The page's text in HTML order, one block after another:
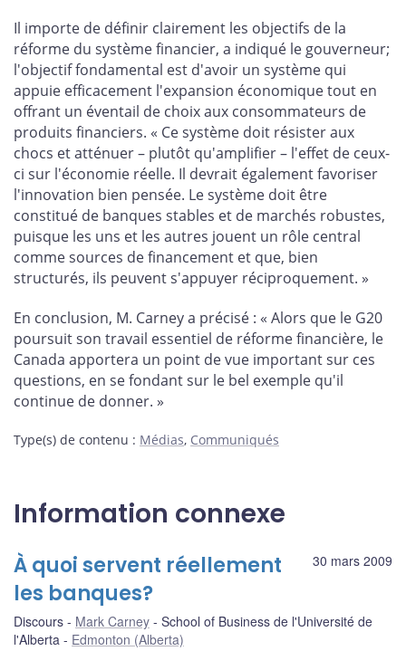
Il importe de définir clairement les objectifs de la
réforme du système financier, a indiqué le gouverneur;
l'objectif fondamental est d'avoir un système qui
appuie efficacement l'expansion économique tout en
offrant un éventail de choix aux consommateurs de
produits financiers. « Ce système doit résister aux
chocs et atténuer – plutôt qu'amplifier – l'effet de ceux-
ci sur l'économie réelle. Il devrait également favoriser
l'innovation bien pensée. Le système doit être
constitué de banques stables et de marchés robustes,
puisque les uns et les autres jouent un rôle central
comme sources de financement et que, bien
structurés, ils peuvent s'appuyer réciproquement. »
En conclusion, M. Carney a précisé : « Alors que le G20
poursuit son travail essentiel de réforme financière, le
Canada apportera un point de vue important sur ces
questions, en se fondant sur le bel exemple qu'il
continue de donner. »
Type(s) de contenu : Médias, Communiqués
Information connexe
30 mars 2009
À quoi servent réellement
les banques?
Discours Mark Carney
School of Business de l'Université de
l'Alberta
Edmonton (Alberta)